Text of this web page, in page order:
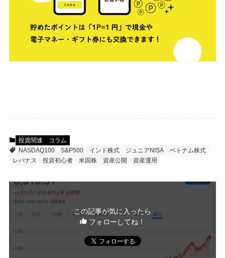
投資関連
コラム
NASDAQ100
S&P500 インド株式 ジュニアNISA
ベトナム株式
レバナス
投資初心者 米国株 資産公開 資産運用
この記事が気に入ったら
フォローしてね！